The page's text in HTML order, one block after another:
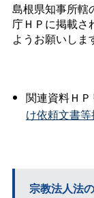
島根県知事所轄
庁ＨＰに掲載さ
ようお願いしま
関連資料ＨＰ
け依頼文書等
宗教法人法